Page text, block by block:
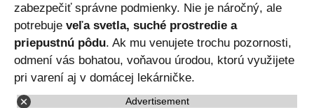
zabezpečiť správne podmienky. Nie je náročný, ale
potrebuje veľa svetla, suché prostredie a
priepustnú pôdu. Ak mu venujete trochu pozornosti,
odmení vás bohatou, voňavou úrodou, ktorú využijete
pri varení aj v domácej lekárničke.
Advertisement